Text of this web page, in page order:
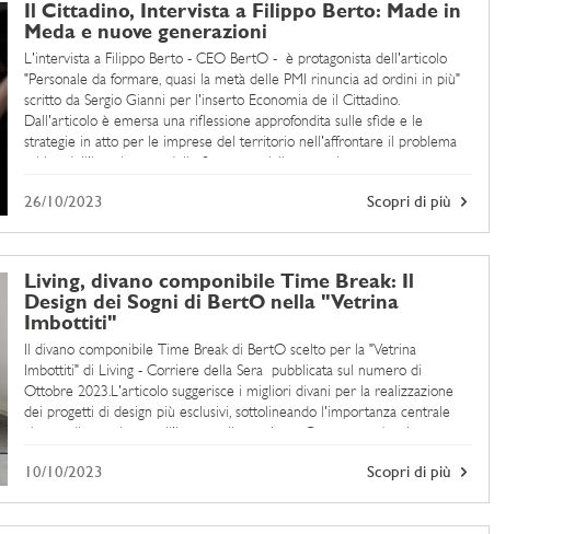
Il Cittadino, Intervista a Filippo Berto: Made in
Meda e nuove generazioni
L'intervista a Filippo Berto - CEO BertO - è protagonista dell'articolo
"Personale da formare, quasi la metà delle PMI rinuncia ad ordini in più"
scritto da Sergio Gianni per l'inserto Economia de il Cittadino.
Dall'articolo è emersa una riflessione approfondita sulle sfide e le
strategie in atto per le imprese del territorio nell'affrontare il problema
Scopri di più
26/10/2023
Living, divano componibile Time Break: Il
Design dei Sogni di BertO nella "Vetrina
Imbottiti"
Il divano componibile Time Break di BertO scelto per la "Vetrina
Imbottiti" di Living - Corriere della Sera pubblicata sul numero di
Ottobre 2023.L'articolo suggerisce i migliori divani per la realizzazione
dei progetti di design più esclusivi, sottolineando l'importanza centrale
Scopri di più
10/10/2023